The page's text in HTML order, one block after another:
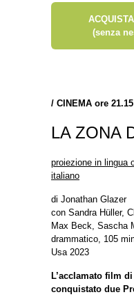
(senza
/ CINEMA ore 21.15
LA ZONA
proiezione in lingua
italiano
di Jonathan Glazer
con Sandra Hüller,
Max Beck, Sascha
drammatico, 105
Usa 2023
L’acclamato film
conquistato due